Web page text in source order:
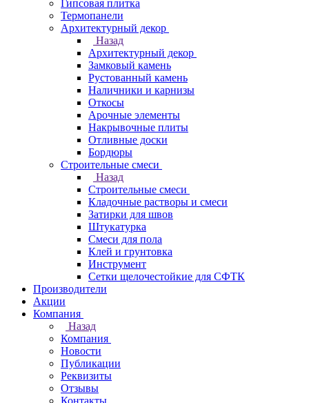
Гипсовая плитка
Термопанели
Архитектурный декор
Назад
Архитектурный декор
Замковый камень
Рустованный камень
Наличники и карнизы
Откосы
Арочные элементы
Накрывочные плиты
Отливные доски
Бордюры
Строительные смеси
Назад
Строительные смеси
Кладочные растворы и смеси
Затирки для швов
Штукатурка
Смеси для пола
Клей и грунтовка
Инструмент
Сетки щелочестойкие для СФТК
Производители
Акции
Компания
Назад
Компания
Новости
Публикации
Реквизиты
Отзывы
Контакты